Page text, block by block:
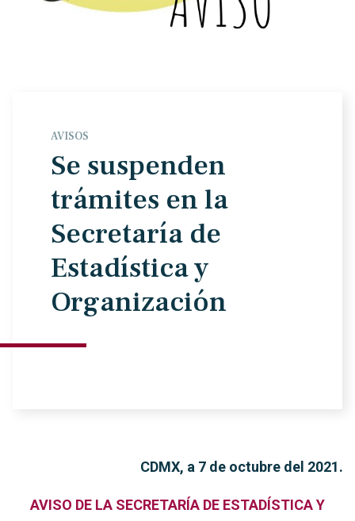
AVISOS
Se suspenden
trámites en la
Secretaría de
Estadística y
Organización
CDMX, a 7 de octubre del 2021.
AVISO DE LA SECRETARÍA DE ESTADÍSTICA Y